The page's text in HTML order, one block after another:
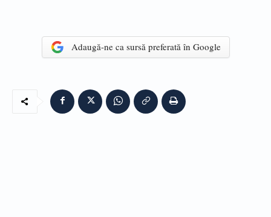
Adaugă-ne ca sursă preferată în Google